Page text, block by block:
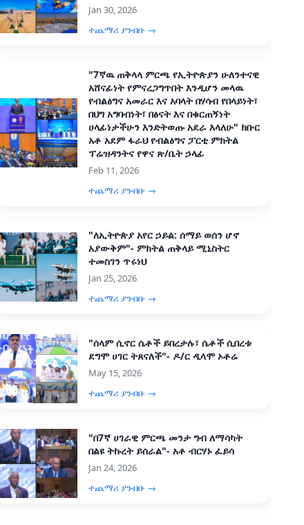
Jan 30, 2026
ተጨማሪ ያንብቡ →
"7ኛዉ ጠቅላላ ምርጫ የኢትዮጵያን ሁለንተናዊ
አሸናፊነት የምናረጋግጥበት እንዲሆን መላዉ
የብልፅግና አመራር እና አባላት በሃሳብ የበላይነት፣
በህግ አግባብነት፣ በፅናት እና በቁርጠኝነት
ሀላፊነታችሁን እንድትወጡ አደራ እላለሁ" ክቡር
አቶ አደም ፋራህ የብልፅግና ፓርቲ ምክትል
ፕሬዝዳንትና የዋና ጽ/ቤት ኃላፊ
Feb 11, 2026
ተጨማሪ ያንብቡ →
"ለኢትዮጵያ አየር ኃይል: ሰማይ ወሰን ሆኖ
አያውቅም"- ምክትል ጠቅላይ ሚኒስትር
ተመስገን ጥሩነህ
Jan 25, 2026
ተጨማሪ ያንብቡ →
"ሰላም ሲኖር ሴቶች ይበረታሉ፣ ሴቶች ሲበረቱ
ደግሞ ሀገር ትጸናለች"- ዶ/ር ዲላሞ ኦቶሬ
May 15, 2026
ተጨማሪ ያንብቡ →
"በ7ኛ ሀገራዊ ምርጫ መንታ ግብ ለማሳካት
በልዩ ትኩረት ይሰራል"- አቶ ብርሃኑ ፈይሳ
Jan 24, 2026
ተጨማሪ ያንብቡ →